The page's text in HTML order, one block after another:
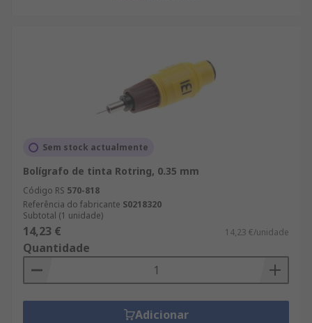
Sem stock actualmente
Bolígrafo de tinta Rotring, 0.35 mm
Código RS 570-818
Referência do fabricante S0218320
Subtotal (1 unidade)
14,23 € 14,23 €/unidade
Quantidade
Adicionar